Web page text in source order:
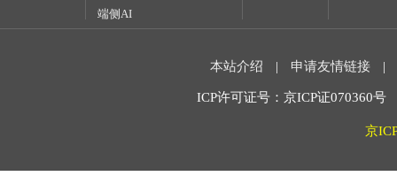
端侧AI
本站介绍 | 申请友情链接 |
ICP许可证号：京ICP证070360
京